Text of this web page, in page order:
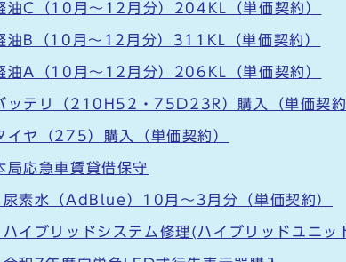
油C（10月～12月分）204KL（単価契約）
油B（10月～12月分）311KL（単価契約）
油A（10月～12月分）206KL（単価契約）
ッテリ（210H52・75D23R）購入（単価契約
イヤ（275）購入（単価契約）
局応急車賃貸借保守
素水（AdBlue）10月～3月分（単価契約）
イブリッドシステム修理(ハイブリッドユニ